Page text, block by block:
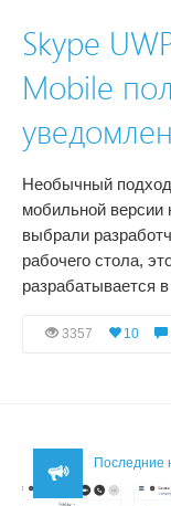
Skype
Mobile
Необычный
мобильной версии
выбрали
рабочего стола,
разрабатывается
3357 10
Последние